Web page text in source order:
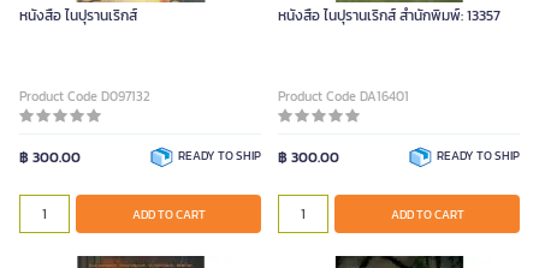
หนังสือ ไนปุรานเริกส์
Product Code D097132
฿ 300.00 READY TO SHIP
ADD TO CART
หนังสือ ไนปุรานเริกส์ สำนักพิมพ์: 13357
Product Code DA16401
฿ 300.00 READY TO SHIP
ADD TO CART